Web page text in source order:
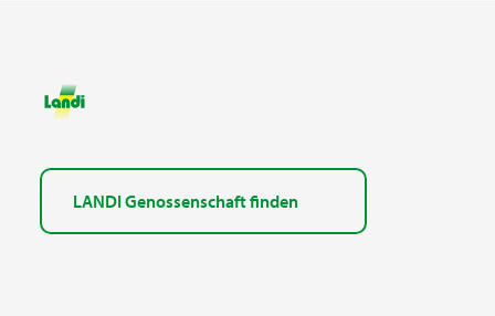
LANDI Genossenschaft finden